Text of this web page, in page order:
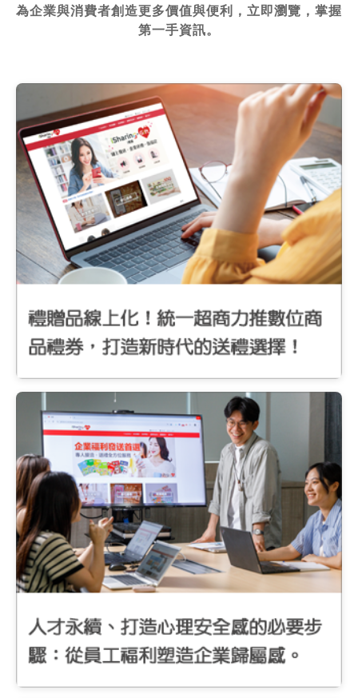
為企業與消費者創造更多價值與便利，立即瀏覽，掌握
第一手資訊。